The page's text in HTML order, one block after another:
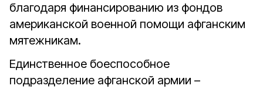
благодаря финансированию из фондов
американской военной помощи афганским
мятежникам.
Единственное боеспособное
подразделение афганской армии –